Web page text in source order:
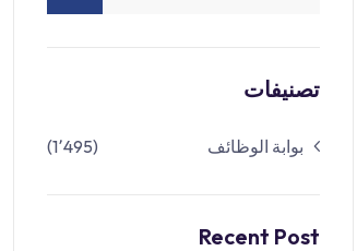
تصنيفات
بوابة الوظائف (1٬495)
Recent Post